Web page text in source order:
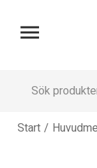
menu
Start /